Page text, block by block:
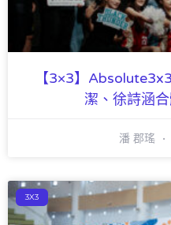
【3×3】
潔、徐詩涵
潘 郡瑤
3X3